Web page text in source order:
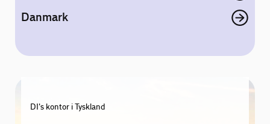
Danmark
DI's kontor i Tyskland